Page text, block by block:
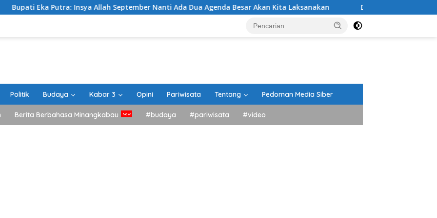
Insya Allah September Nanti Ada Dua Agenda Besar Akan Kita Laksanakan DPRD Tanah Datar Gelar Paripurna
Politik Budaya Kabar 3 Opini Pariwisata Tentang Pedoman Media Siber
Berita Berbahasa Minangkabau #budaya #pariwisata #video